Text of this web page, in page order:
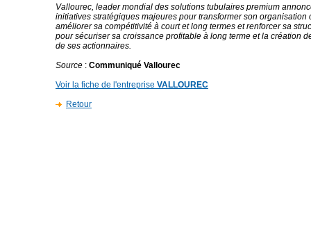
Vallourec, leader mondial des solutions tubulaires premium
initiatives stratégiques majeures pour transformer son organisation
améliorer sa compétitivité à court et long termes et renforcer sa
pour sécuriser sa croissance profitable à long terme et la création
de ses actionnaires.​
Source : Communiqué Vallourec
Voir la fiche de l'entreprise VALLOUREC
Retour